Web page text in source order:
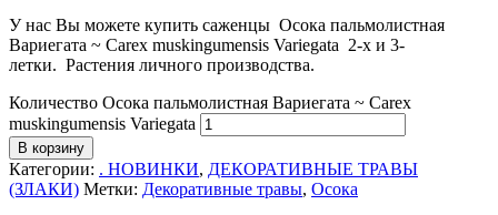
У нас Вы можете купить саженцы Осока пальмолистная
Вариегата ~ Carex muskingumensis Variegata 2-х и 3-
летки. Растения личного производства.
Количество Осока пальмолистная Вариегата ~ Carex
muskingumensis Variegata
В корзину
Категории: . НОВИНКИ, ДЕКОРАТИВНЫЕ ТРАВЫ
(ЗЛАКИ) Метки: Декоративные травы, Осока